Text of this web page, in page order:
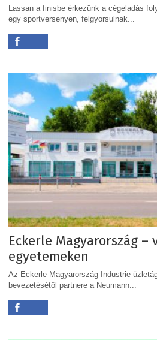
Lassan a finisbe érkezünk a cégeladás
egy sportversenyen, felgyorsulnak...
Eckerle Magyarország –
egyetemeken
Az Eckerle Magyarország Industrie
bevezetésétől partnere a Neumann...